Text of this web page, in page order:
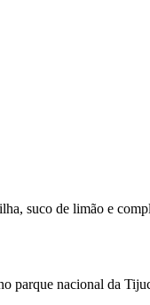
suco de limão e
parque nacional da